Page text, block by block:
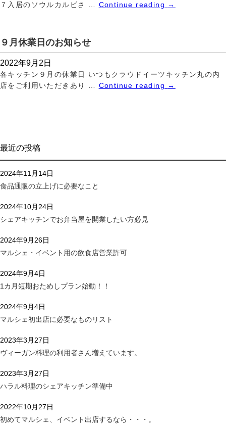
７入居のソウルカルビさ … Continue reading →
９月休業日のお知らせ
2022年9月2日
各キッチン９月の休業日 いつもクラウドイーツキッチン丸の内
店をご利用いただきあり … Continue reading →
最近の投稿
食品通販の立上げに必要なこと
2024年11月14日
シェアキッチンでお弁当屋を開業したい方必見
2024年10月24日
マルシェ・イベント用の飲食店営業許可
2024年9月26日
1カ月短期おためしプラン始動！！
2024年9月4日
マルシェ初出店に必要なものリスト
2024年9月4日
ヴィーガン料理の利用者さん増えています。
2023年3月27日
ハラル料理のシェアキッチン準備中
2023年3月27日
初めてマルシェ、イベント出店するなら・・・。
2022年10月27日